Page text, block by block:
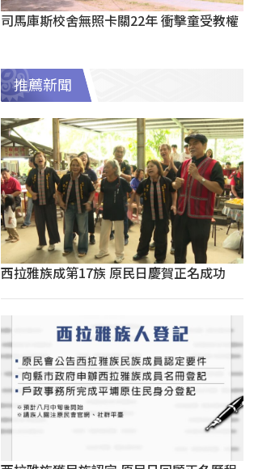
司馬庫斯校舍無照卡關22年 衝擊童受教權
推薦新聞
西拉雅族成第17族 原民日慶賀正名成功